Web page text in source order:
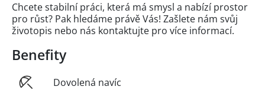
Chcete stabilní práci, která má smysl a nabízí prostor
pro růst? Pak hledáme právě Vás! Zašlete nám svůj
životopis nebo nás kontaktujte pro více informací.
Benefity
Dovolená navíc